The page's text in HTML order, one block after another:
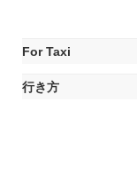
For Taxi
行き方